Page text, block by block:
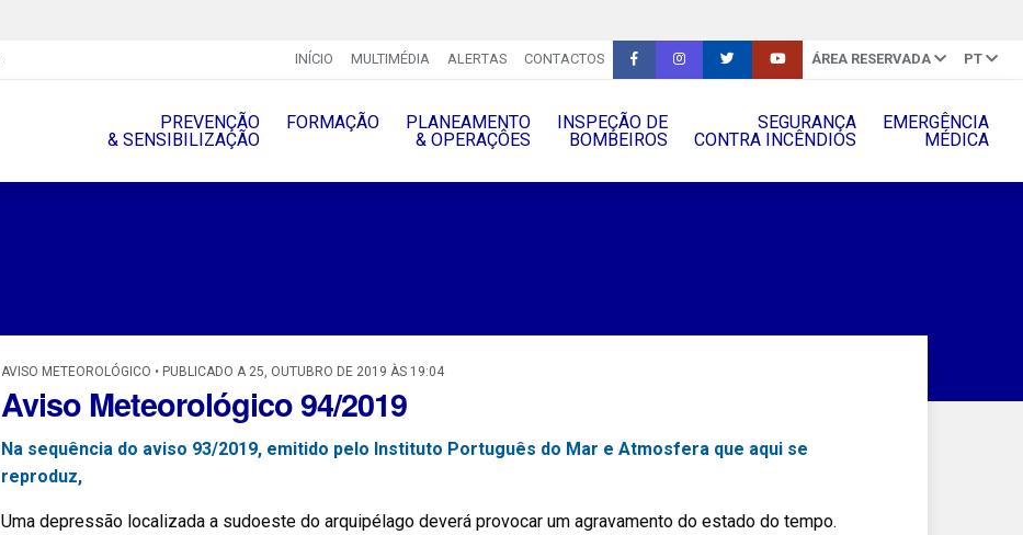
INÍCIO MULTIMÉDIA ALERTAS CONTACTOS ÁREA RESERVADA PT
PREVENÇÃO
& SENSIBILIZAÇÃO
FORMAÇÃO
PLANEAMENTO
& OPERAÇÔES
INSPEÇÃO DE
BOMBEIROS
SEGURANÇA
CONTRA INCÊNDIOS
EMERGÊNCIA
MÉDICA
AVISO METEOROLÓGICO • PUBLICADO A 25, OUTUBRO DE 2019 ÀS 19:04
Aviso Meteorológico 94/2019
Na sequência do aviso 93/2019, emitido pelo Instituto Português do Mar e Atmosfera que aqui se
reproduz,
Uma depressão localizada a sudoeste do arquipélago deverá provocar um agravamento do estado do tempo.